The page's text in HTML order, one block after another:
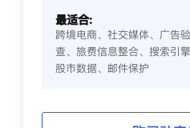
最适合:
跨境电商、社交媒体、广告
查、旅费信息整合、搜索引
股市数据、邮件保护